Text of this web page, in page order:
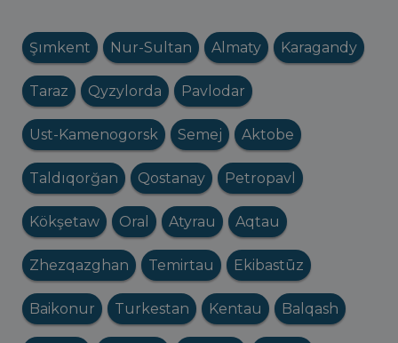
Şımkent Nur-Sultan Almaty Karagandy
Taraz Qyzylorda Pavlodar
Ust-Kamenogorsk Semej Aktobe
Taldıqorğan Qostanay Petropavl
Kökşetaw Oral Atyrau Aqtau
Zhezqazghan Temirtau Ekibastūz
Baikonur Turkestan Kentau Balqash